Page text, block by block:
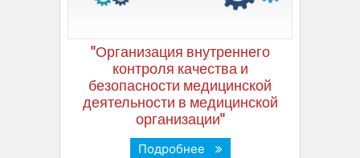
"Организация внутреннего
контроля качества и
безопасности медицинской
деятельности в медицинской
организации"
Подробнее